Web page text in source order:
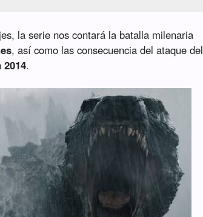
la serie nos contará la batalla milenaria
, así como las consecuencia del ataque del
2014.